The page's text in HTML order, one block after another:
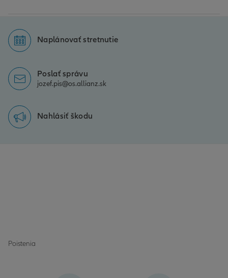
Naplánovať stretnutie
Poslať správu
jozef.pis@os.allianz.sk
Nahlásiť škodu
Poistenia